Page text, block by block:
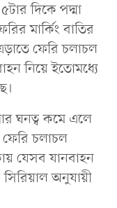
দিকে পদ্মা
মার্কিং বাতির
ফেরি চলাচল
নিয়ে ইতোমধ্যে
ঘনত্ব কমে এলে
চলাচল
যেসব যানবাহন
অনুযায়ী